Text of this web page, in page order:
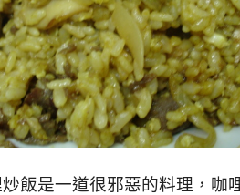
飯是一道很邪惡的料理，咖